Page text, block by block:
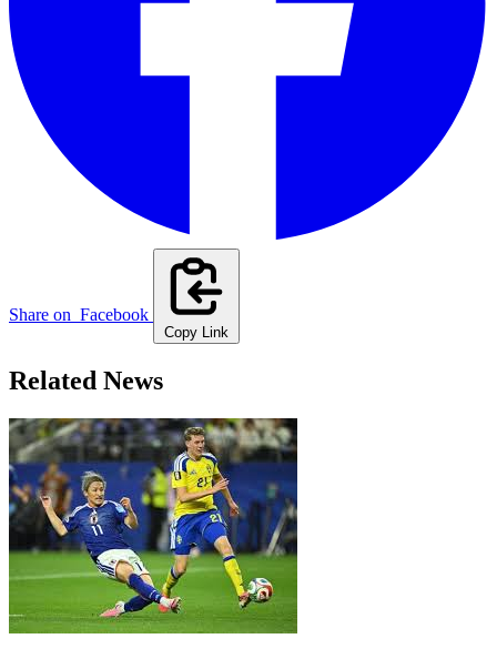
Share on Facebook
Copy Link
Related News